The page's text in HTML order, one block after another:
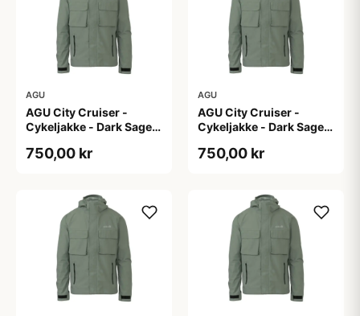
AGU
AGU City Cruiser -
Cykeljakke - Dark Sage -
750,00 kr
AGU
AGU City Cruiser -
Cykeljakke - Dark Sage -
750,00 kr